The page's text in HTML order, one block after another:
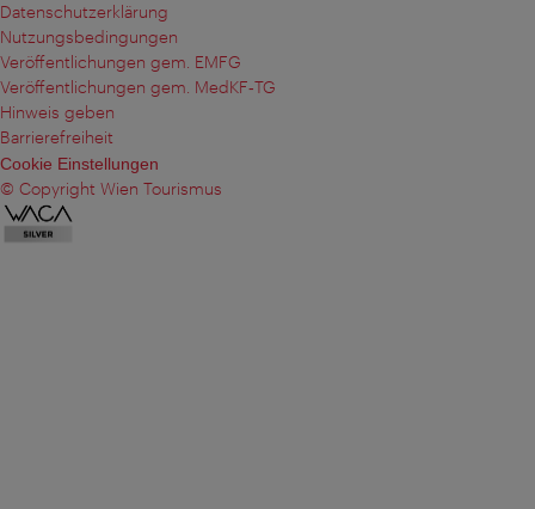
Datenschutzerklärung
Nutzungsbedingungen
Veröffentlichungen gem. EMFG
Veröffentlichungen gem. MedKF‑TG
Hinweis geben
Barrierefreiheit
Cookie Einstellungen
© Copyright Wien Tourismus